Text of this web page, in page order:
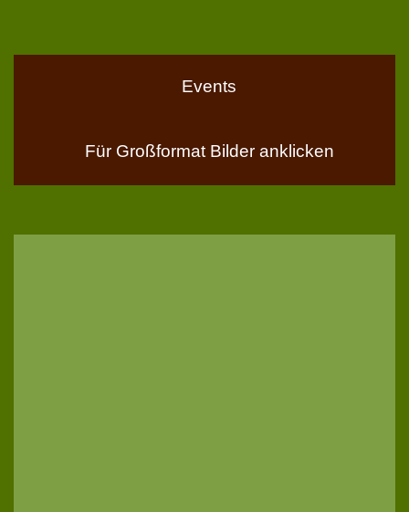
Events
Für Großformat Bilder anklicken